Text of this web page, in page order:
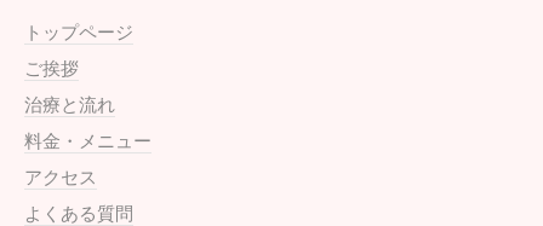
トップページ
ご挨拶
治療と流れ
料金・メニュー
アクセス
よくある質問